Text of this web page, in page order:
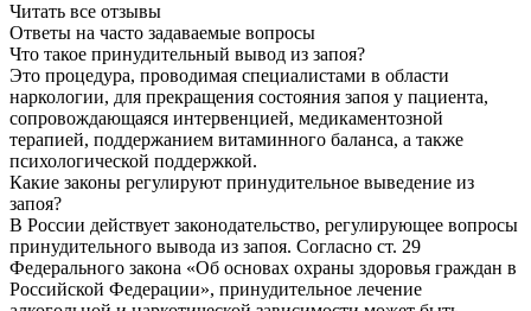
Читать все отзывы
Ответы на часто задаваемые вопросы
Что такое принудительный вывод из запоя?
Это процедура, проводимая специалистами в области
наркологии, для прекращения состояния запоя у пациента,
сопровождающаяся интервенцией, медикаментозной
терапией, поддержанием витаминного баланса, а также
психологической поддержкой.
Какие законы регулируют принудительное выведение из
запоя?
В России действует законодательство, регулирующее вопросы
принудительного вывода из запоя. Согласно ст. 29
Федерального закона «Об основах охраны здоровья граждан в
Российской Федерации», принудительное лечение